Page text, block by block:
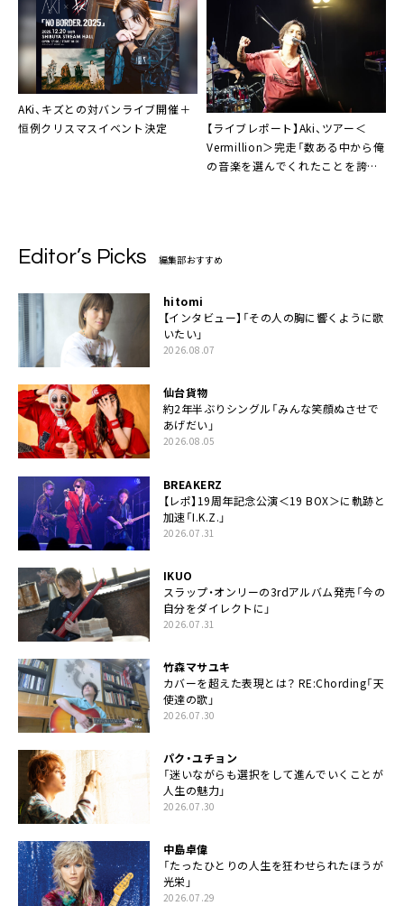
AKi、キズとの対バンライブ開催＋
恒例クリスマスイベント決定
【ライブレポート】Aki、ツアー＜
Vermillion＞完走「数ある中から俺
の音楽を選んでくれたことを誇り
Editor’s Picks 編集部おすすめ
hitomi
【インタビュー】「その人の胸に響くように歌
いたい」
2026.08.07
仙台貨物
約2年半ぶりシングル「みんな笑顔ぬさせで
あげだい」
2026.08.05
BREAKERZ
【レポ】19周年記念公演＜19 BOX＞に軌跡と
加速「I.K.Z.」
2026.07.31
IKUO
スラップ・オンリーの3rdアルバム発売「今の
自分をダイレクトに」
2026.07.31
竹森マサユキ
カバーを超えた表現とは？ RE:Chording「天
使達の歌」
2026.07.30
パク・ユチョン
「迷いながらも選択をして進んでいくことが
人生の魅力」
2026.07.30
中島卓偉
「たったひとりの人生を狂わせられたほうが
光栄」
2026.07.29